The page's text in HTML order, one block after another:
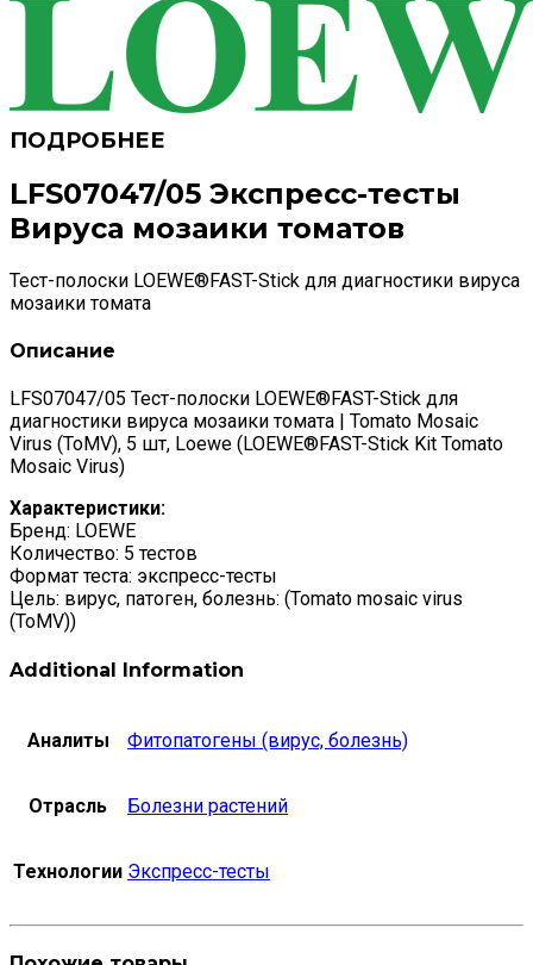
LFS07047/05 Экспресс-тесты
Вируса мозаики томатов
Тест-полоски LOEWE®FAST-Stick для диагностики вируса
мозаики томата
Описание
LFS07047/05 Тест-полоски LOEWE®FAST-Stick для
диагностики вируса мозаики томата | Tomato Mosaic
Virus (ToMV), 5 шт, Loewe (LOEWE®FAST-Stick Kit Tomato
Mosaic Virus)
Характеристики:
Бренд: LOEWE
Количество: 5 тестов
Формат теста: экспресс-тесты
Цель: вирус, патоген, болезнь: (Tomato mosaic virus
(ToMV))
Additional Information
Аналиты Фитопатогены (вирус, болезнь)
Отрасль Болезни растений
Технологии Экспресс-тесты